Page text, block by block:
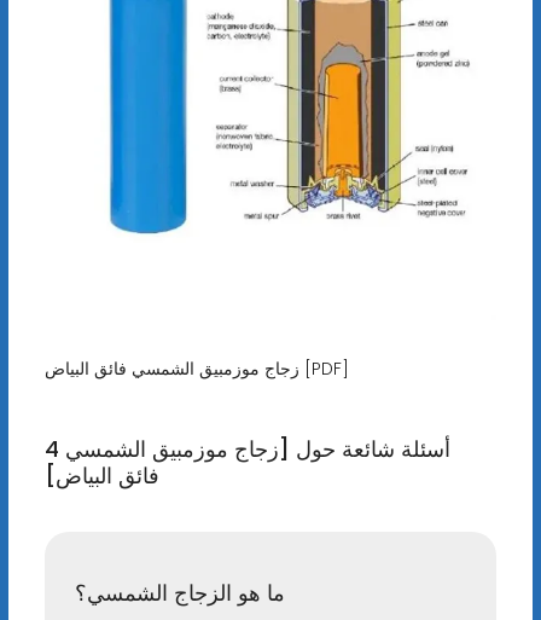
زجاج موزمبيق الشمسي فائق البياض [PDF]
4 أسئلة شائعة حول [زجاج موزمبيق الشمسي
فائق البياض]
ما هو الزجاج الشمسي؟